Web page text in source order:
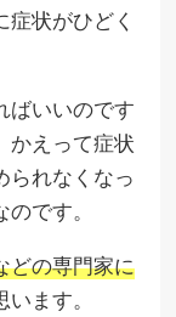
状がひどく
ばいいのです
かえって症状
られなくなっ
です。
どの専門家に
ます。